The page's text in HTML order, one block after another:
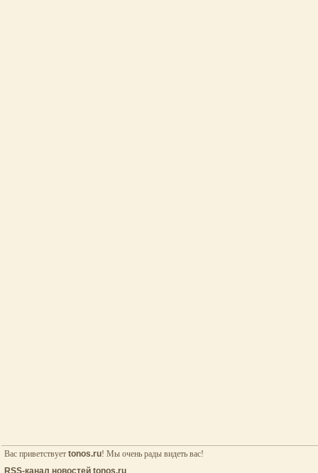
Вас приветствует tonos.ru! Мы очень рады видеть вас!
RSS-канал новостей tonos.ru